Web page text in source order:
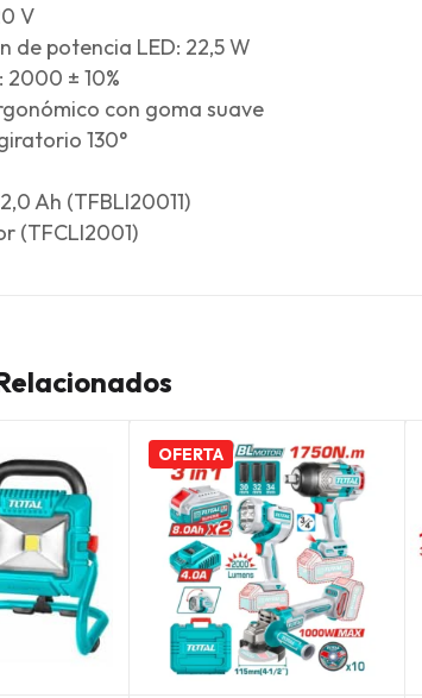
V
de potencia LED: 22,5 W
2000 ± 10%
con goma suave
130°
Ah (TFBLI20011)
(TFCLI2001)
OFERTA